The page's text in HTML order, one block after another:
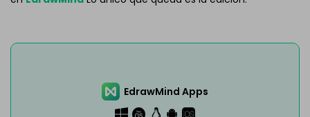
EdrawMind Apps